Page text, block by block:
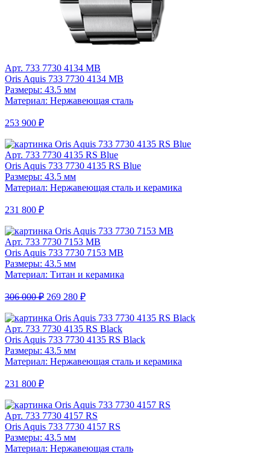
Арт. 733 7730 4134 MB
Oris Aquis 733 7730 4134 MB
Размеры: 43.5 мм
Материал: Нержавеющая сталь
253 900 ₽
Арт. 733 7730 4135 RS Blue
Oris Aquis 733 7730 4135 RS Blue
Размеры: 43.5 мм
Материал: Нержавеющая сталь и керамика
231 800 ₽
Арт. 733 7730 7153 MB
Oris Aquis 733 7730 7153 MB
Размеры: 43.5 мм
Материал: Титан и керамика
306 000 ₽ 269 280 ₽
Арт. 733 7730 4135 RS Black
Oris Aquis 733 7730 4135 RS Black
Размеры: 43.5 мм
Материал: Нержавеющая сталь и керамика
231 800 ₽
Арт. 733 7730 4157 RS
Oris Aquis 733 7730 4157 RS
Размеры: 43.5 мм
Материал: Нержавеющая сталь